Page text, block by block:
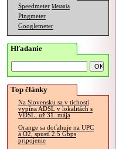
Speedmeter Merania
Pingmeter
Googlemeter
Hľadanie
Top články
Na Slovensku sa v tichosti
vypína ADSL v lokalitách s
VDSL, už 31. mája
Orange sa doťahuje na UPC
a O2, spustí 2.5 Gbps
pripojenie